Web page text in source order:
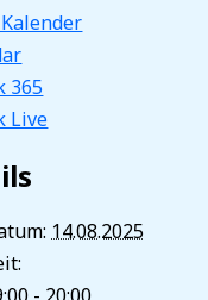
365
Live
14.08.2025